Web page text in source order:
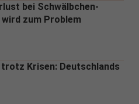
bei Schwälbchen-
zum Problem
Krisen: Deutschlands